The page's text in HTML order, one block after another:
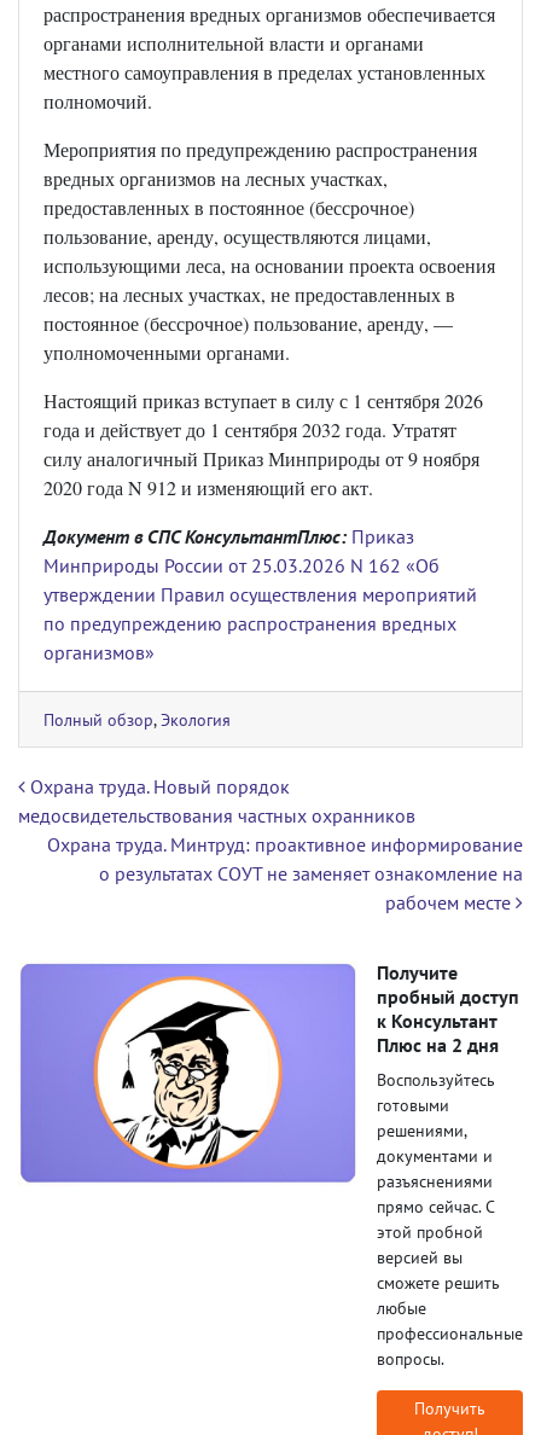
распространения вредных организмов обеспечивается
органами исполнительной власти и органами
местного самоуправления в пределах установленных
полномочий.
Мероприятия по предупреждению распространения
вредных организмов на лесных участках,
предоставленных в постоянное (бессрочное)
пользование, аренду, осуществляются лицами,
использующими леса, на основании проекта освоения
лесов; на лесных участках, не предоставленных в
постоянное (бессрочное) пользование, аренду, —
уполномоченными органами.
Настоящий приказ вступает в силу с 1 сентября 2026
года и действует до 1 сентября 2032 года. Утратят
силу аналогичный Приказ Минприроды от 9 ноября
2020 года N 912 и изменяющий его акт.
Документ в СПС КонсультантПлюс: Приказ
Минприроды России от 25.03.2026 N 162 «Об
утверждении Правил осуществления мероприятий
по предупреждению распространения вредных
организмов»
Полный обзор,Экология
Навигация по записям
Охрана труда. Новый порядок
медосвидетельствования частных охранников
Охрана труда. Минтруд: проактивное информирование
о результатах СОУТ не заменяет ознакомление на
рабочем месте
Получите
пробный доступ
к Консультант
Плюс на 2 дня
Воспользуйтесь
готовыми
решениями,
документами и
разъяснениями
прямо сейчас. С
этой пробной
версией вы
сможете решить
любые
профессиональные
вопросы.
Получить